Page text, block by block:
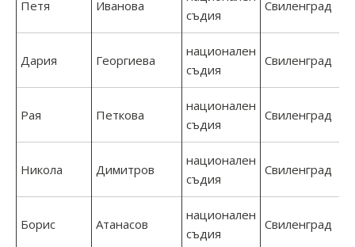
Петя Иванова
съдия
Свиленград
Дария Георгиева
национален
съдия
Свиленград
Рая Петкова
национален
съдия
Свиленград
Никола Димитров
национален
съдия
Свиленград
Борис Атанасов
национален
съдия
Свиленград